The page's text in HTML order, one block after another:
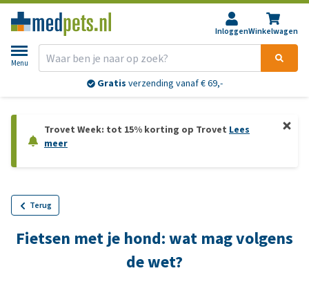
InloggenWinkelwagen
Menu
Gratis verzending vanaf € 69,-
Trovet Week: tot 15% korting op Trovet Lees
meer
Terug
Fietsen met je hond: wat mag volgens
de wet?